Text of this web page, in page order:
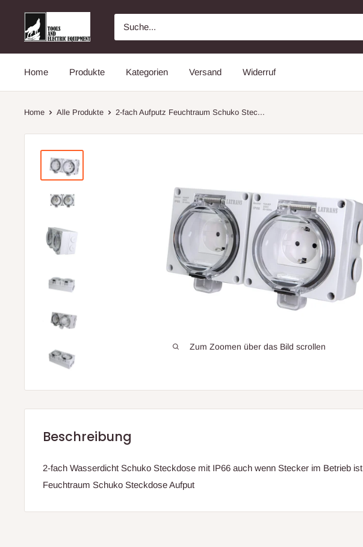
Latrans
Home Produkte Kategorien Versand Widerruf
Home Alle Produkte 2-fach Aufputz Feuchtraum Schuko Stec...
Zum Zoomen über das Bild scrollen
Beschreibung
2-fach Wasserdicht Schuko Steckdose mit IP66 auch wenn Stecker im Betrieb ist
Feuchtraum Schuko Steckdose Aufput